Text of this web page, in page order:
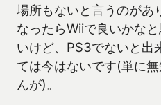
場所もないと言うのがあ
なったらWiiで良いかな
いけど、PS3でないと出
ては今はないです(単に
んが)。